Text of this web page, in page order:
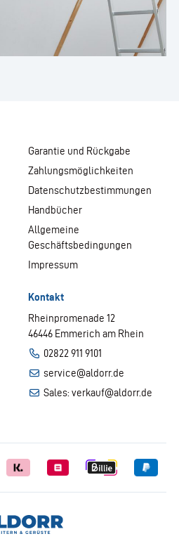
Garantie und Rückgabe
Zahlungsmöglichkeiten
Datenschutzbestimmungen
Handbücher
Allgemeine
Geschäftsbedingungen
Impressum
Kontakt
Rheinpromenade 12
46446 Emmerich am Rhein
02822 911 9101
service@aldorr.de
Sales: verkauf@aldorr.de